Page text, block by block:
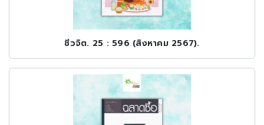
ชีวจิต. 25 : 596 (สิงหาคม 2567).